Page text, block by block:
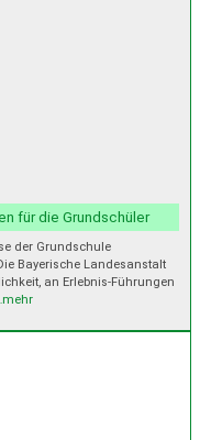
für die Grundschüler
der Grundschule
Bayerische Landesanstalt
an Erlebnis-Führungen